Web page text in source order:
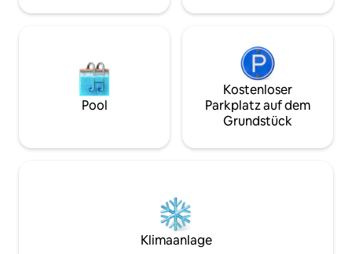
gelangen. Keine Haustiere.
Pool
Kostenloser
Parkplatz auf dem
Grundstück
Klimaanlage